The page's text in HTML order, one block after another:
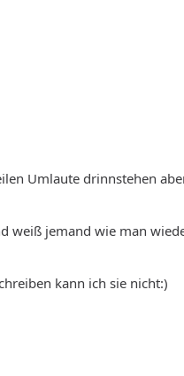
Umlaute drinnstehen
weiß jemand wie man
kann ich sie nicht:)